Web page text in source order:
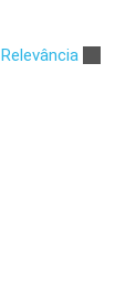
Relevância